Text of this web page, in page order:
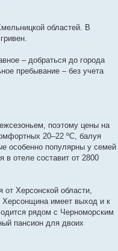
областей. В
– добраться до города
пребывание – без учета
поэтому цены на
20–22 ºС, балуя
особенно популярны у семей
отеле составит от 2800
Херсонской области,
Херсонщина имеет выход и к
рядом с Черноморским
пансион для двоих